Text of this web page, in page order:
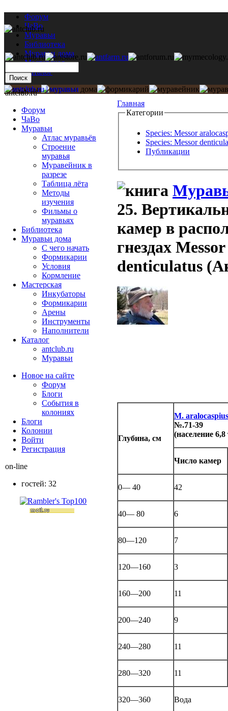
Форум
ЧаВо
Муравьи
Библиотека
Муравьи дома
Мастерская
Каталог
Главная
Категории
Species: Messor
Species: Messor
Публикации
25.
камер в
гнездах
denticulatus
Глубина, см
M. aralocaspius
№.71-39
(население
Число камер
0— 40 42
40— 80 6
80—120 7
120—160 3
160—200 11
200—240 9
240—280 11
280—320 11
320—360 Вода
antclub.ru
Форум
ЧаВо
Муравьи
Атлас муравьёв
Строение
муравья
Муравейник в
разрезе
Таблица лёта
Методы
изучения
Фильмы о
муравьях
Библиотека
Муравьи дома
С чего начать
Формикарии
Условия
Кормление
Мастерская
Инкубаторы
Формикарии
Арены
Инструменты
Наполнители
Каталог
antclub.ru
Муравьи
Новое на сайте
Форум
Блоги
События в
колониях
Блоги
Колонии
Войти
Peгиcтpaция
on-line
гостей: 32